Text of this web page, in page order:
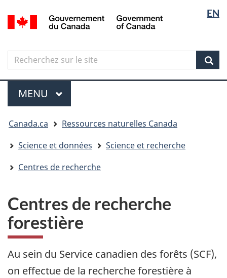
Aller
au
principal
Skip
to
government"
Passer
à
version
simplifiée
langue
EN
Canada
Search
Recherchez
sur
le
site
Menu
MENU PRINCIPAL
êtes
ici
Canada.ca
Ressources naturelles Canada
Science et données
Science et recherche
Centres de recherche
Centres de recherche
forestière
Au sein du Service canadien des forêts (SCF),
on effectue de la recherche forestière à